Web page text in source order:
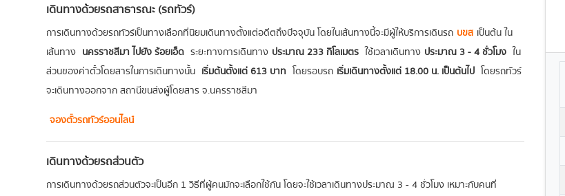
เดินทางด้วยรถสาธารณะ (รถทัวร์)
การเดินทางด้วยรถทัวร์เป็นทางเลือกที่นิยมเดินทางตั้งแต่อดีตถึงปัจจุบัน โดยในเส้นทางนี้จะมีผู้ให้บริการเดินรถ บขส เป็นต้น ใน
เส้นทาง นครราชสีมา ไปยัง ร้อยเอ็ด ระยะทางการเดินทาง ประมาณ 233 กิโลเมตร ใช้เวลาเดินทาง ประมาณ 3 - 4 ชั่วโมง ใน
ส่วนของค่าตั๋วโดยสารในการเดินทางนั้น เริ่มต้นตั้งแต่ 613 บาท โดยรอบรถ เริ่มเดินทางตั้งแต่ 18.00 น. เป็นต้นไป โดยรถทัวร์
จะเดินทางออกจาก สถานีขนส่งผู้โดยสาร จ.นครราชสีมา
จองตั๋วรถทัวร์ออนไลน์
เดินทางด้วยรถส่วนตัว
การเดินทางด้วยรถส่วนตัวจะเป็นอีก 1 วิธีที่ผู้คนมักจะเลือกใช้กัน โดยจะใช้เวลาเดินทางประมาณ 3 - 4 ชั่วโมง เหมาะกับคนที่